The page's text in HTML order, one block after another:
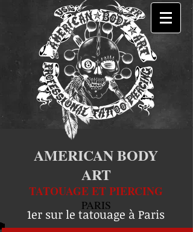
AMERICAN BODY
ART
TATOUAGE ET PIERCING
PARIS
1er sur le tatouage à Paris